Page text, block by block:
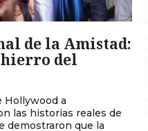
de la Amistad:
hierro del
Hollywood a
las historias reales de
demostraron que la